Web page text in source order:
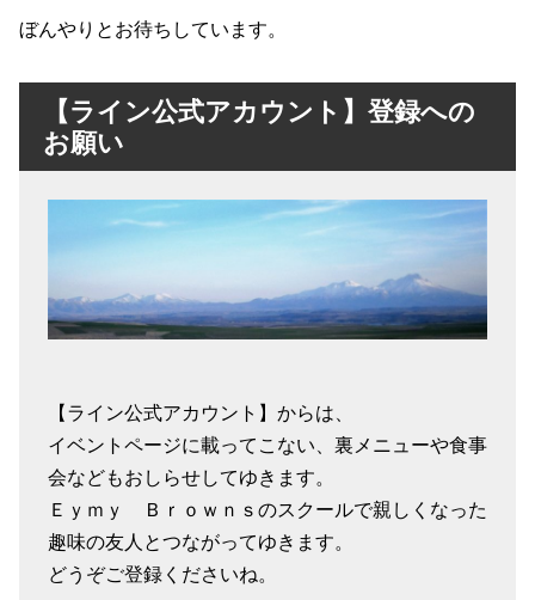
ぼんやりとお待ちしています。
【ライン公式アカウント】登録への
お願い
【ライン公式アカウント】からは、
イベントページに載ってこない、裏メニューや食事
会などもおしらせしてゆきます。
Ｅｙｍｙ Ｂｒｏｗｎｓのスクールで親しくなった
趣味の友人とつながってゆきます。
どうぞご登録くださいね。